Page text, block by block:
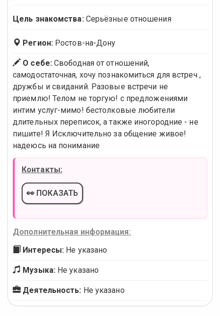
Цель знакомства: Серьёзные отношения
Регион: Ростов-на-Дону
О себе:Свободная от отношений,
самодостаточная, хочу познакомиться для встреч ,
дружбы и свиданий. Разовые встречи не
приемлю! Телом не торгую! с предложениями
интим услуг-мимо! бестолковые любители
длительных переписок, а также иногородние - не
пишите! Я Исключительно за общение живое!
надеюсь на понимание
Контакты:
👀 ПОКАЗАТЬ
Дополнительная информация:
Интересы: Не указано
Музыка: Не указано
Деятельность: Не указано